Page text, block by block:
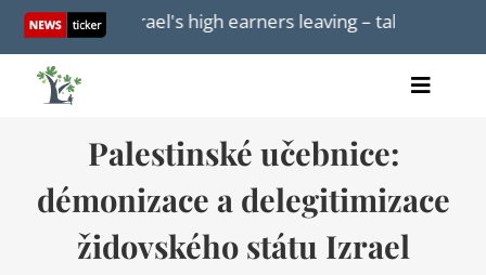
Skip
content
Israel's high earners leaving – taking billions in
Toggle
články
videa
audio
knihy
Palestinské učebnice:
démonizace a delegitimizace
židovského státu Izrael